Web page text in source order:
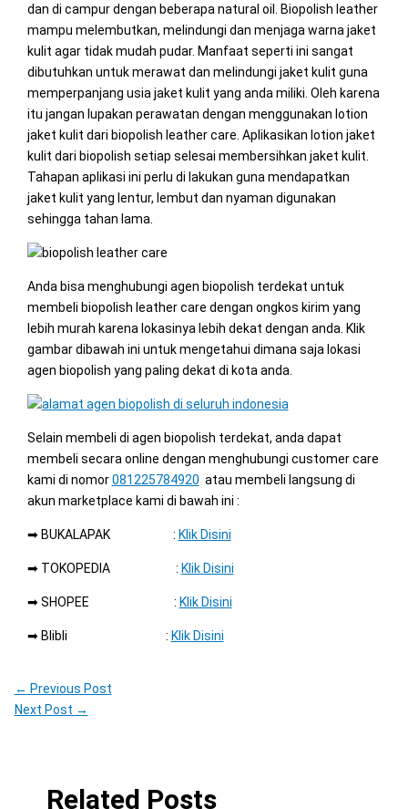
dan di campur dengan beberapa natural oil. Biopolish leather
mampu melembutkan, melindungi dan menjaga warna jaket
kulit agar tidak mudah pudar. Manfaat seperti ini sangat
dibutuhkan untuk merawat dan melindungi jaket kulit guna
memperpanjang usia jaket kulit yang anda miliki. Oleh karena
itu jangan lupakan perawatan dengan menggunakan lotion
jaket kulit dari biopolish leather care. Aplikasikan lotion jaket
kulit dari biopolish setiap selesai membersihkan jaket kulit.
Tahapan aplikasi ini perlu di lakukan guna mendapatkan
jaket kulit yang lentur, lembut dan nyaman digunakan
sehingga tahan lama.
Anda bisa menghubungi agen biopolish terdekat untuk
membeli biopolish leather care dengan ongkos kirim yang
lebih murah karena lokasinya lebih dekat dengan anda. Klik
gambar dibawah ini untuk mengetahui dimana saja lokasi
agen biopolish yang paling dekat di kota anda.
Selain membeli di agen biopolish terdekat, anda dapat
membeli secara online dengan menghubungi customer care
kami di nomor081225784920 atau membeli langsung di
akun marketplace kami di bawah ini :
➡ BUKALAPAK : Klik Disini
➡ TOKOPEDIA : Klik Disini
➡ SHOPEE : Klik Disini
➡ Blibli : Klik Disini
← Previous Post
Next Post →
Related Posts